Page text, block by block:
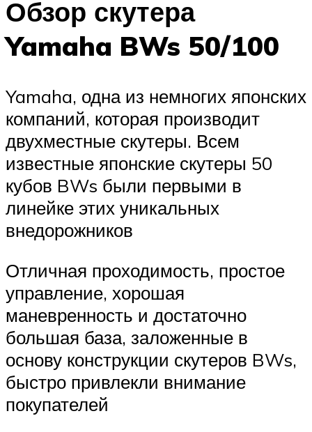
Обзор скутера
Yamaha BWs 50/100
Yamaha, одна из немногих японских
компаний, которая производит
двухместные скутеры. Всем
известные японские скутеры 50
кубов BWs были первыми в
линейке этих уникальных
внедорожников
Отличная проходимость, простое
управление, хорошая
маневренность и достаточно
большая база, заложенные в
основу конструкции скутеров BWs,
быстро привлекли внимание
покупателей